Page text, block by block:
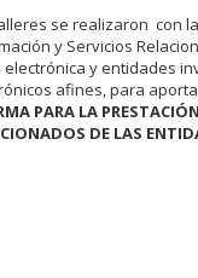
se realizaron con
y Servicios
electrónica y entidades
afines, para
PARA LA
DE LAS